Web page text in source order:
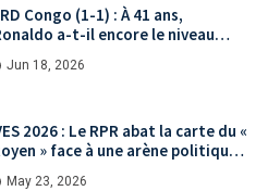
Congo (1-1) : À 41 ans,
a-t-il encore le niveau
?
Jun 18, 2026
2026 : Le RPR abat la carte du «
» face à une arène politique
May 23, 2026